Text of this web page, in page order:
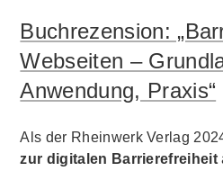
Buchrezension:
Webseiten –
Anwendung, Praxis“
Als der Rheinwerk Verlag
zur digitalen Barrierefreiheit